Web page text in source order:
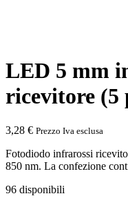
LED 5 mm
ricevitore (5
3,28 € Prezzo Iva esclusa
Fotodiodo infrarossi
850 nm. La confezione
96 disponibili